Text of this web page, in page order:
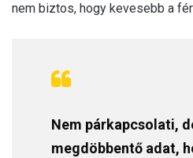
nem biztos, hogy kevesebb a
Nem párkapcsolati,
megdöbbentő adat,